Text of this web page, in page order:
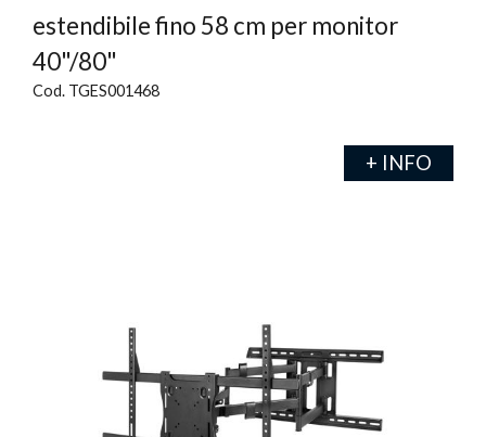
estendibile fino 58 cm per monitor
40"/80"
Cod. TGES001468
+ INFO